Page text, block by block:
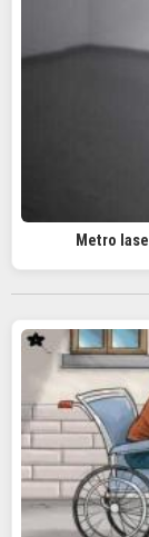
Metro